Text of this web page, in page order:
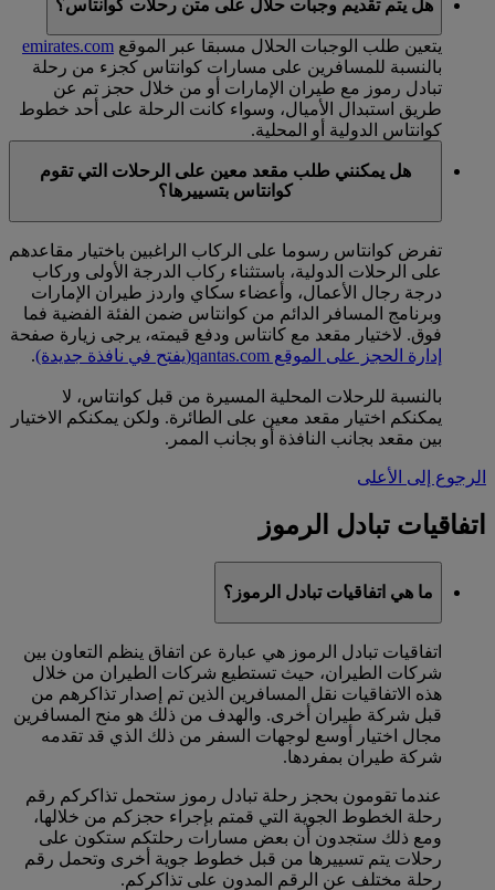
هل يتم تقديم وجبات حلال على متن رحلات كوانتاس؟
يتعين طلب الوجبات الحلال مسبقا عبر الموقع emirates.com
بالنسبة للمسافرين على مسارات كوانتاس كجزء من رحلة
تبادل رموز مع طيران الإمارات أو من خلال حجز تم عن
طريق استبدال الأميال، وسواء كانت الرحلة على أحد خطوط
كوانتاس الدولية أو المحلية.
هل يمكنني طلب مقعد معين على الرحلات التي تقوم
كوانتاس بتسييرها؟
تفرض كوانتاس رسوما على الركاب الراغبين باختيار مقاعدهم
على الرحلات الدولية، باستثناء ركاب الدرجة الأولى وركاب
درجة رجال الأعمال، وأعضاء سكاي واردز طيران الإمارات
وبرنامج المسافر الدائم من كوانتاس ضمن الفئة الفضية فما
فوق. لاختيار مقعد مع كانتاس ودفع قيمته، يرجى زيارة صفحة
إدارة الحجز على الموقع qantas.com
(يفتح في نافذة جديدة).
بالنسبة للرحلات المحلية المسيرة من قبل كوانتاس، لا
يمكنكم اختيار مقعد معين على الطائرة. ولكن يمكنكم الاختيار
بين مقعد بجانب النافذة أو بجانب الممر.
الرجوع إلى الأعلى
اتفاقيات تبادل الرموز
ما هي اتفاقيات تبادل الرموز؟
اتفاقيات تبادل الرموز هي عبارة عن اتفاق ينظم التعاون بين
شركات الطيران، حيث تستطيع شركات الطيران من خلال
هذه الاتفاقيات نقل المسافرين الذين تم إصدار تذاكرهم من
قبل شركة طيران أخرى. والهدف من ذلك هو منح المسافرين
مجال اختيار أوسع لوجهات السفر من ذلك الذي قد تقدمه
شركة طيران بمفردها.
عندما تقومون بحجز رحلة تبادل رموز ستحمل تذاكركم رقم
رحلة الخطوط الجوية التي قمتم بإجراء حجزكم من خلالها،
ومع ذلك ستجدون أن بعض مسارات رحلتكم ستكون على
رحلات يتم تسييرها من قبل خطوط جوية أخرى وتحمل رقم
رحلة مختلف عن الرقم المدون على تذاكركم.